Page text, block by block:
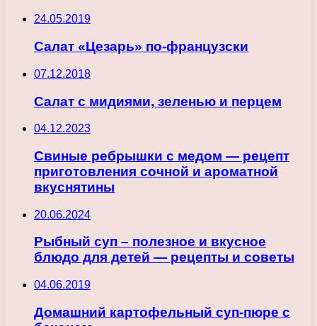
24.05.2019
Салат «Цезарь» по-французски
07.12.2018
Салат с мидиями, зеленью и перцем
04.12.2023
Свиные ребрышки с медом — рецепт
приготовления сочной и ароматной
вкуснятины
20.06.2024
Рыбный суп – полезное и вкусное
блюдо для детей — рецепты и советы
04.06.2019
Домашний картофельный суп-пюре с